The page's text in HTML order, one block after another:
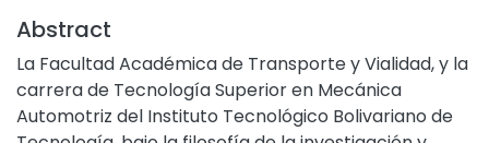
Abstract
La Facultad Académica de Transporte y Vialidad, y la
carrera de Tecnología Superior en Mecánica
Automotriz del Instituto Tecnológico Bolivariano de